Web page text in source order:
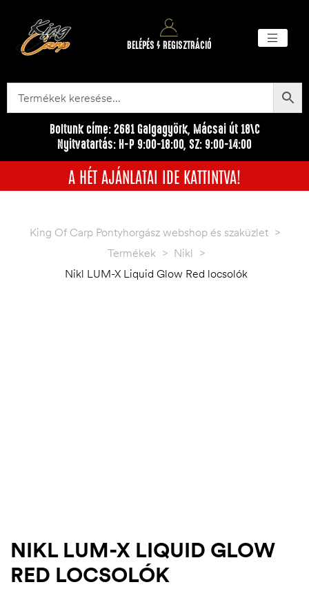
BELÉPÉS / REGISZTRÁCIÓ
Boltunk címe: 2681 Galgagyörk, Mácsai út 18\C
Nyitvatartás: H-P 9:00-18:00, SZ: 9:00-14:00
A HÉT AJÁNLATAI IDE KATTINTVA!
King Of Carp Pontyhorgász webshop és szaküzlet >
Termékek > Nikl >
Nikl LUM-X Liquid Glow Red locsolók
NIKL LUM-X LIQUID GLOW
RED LOCSOLÓK